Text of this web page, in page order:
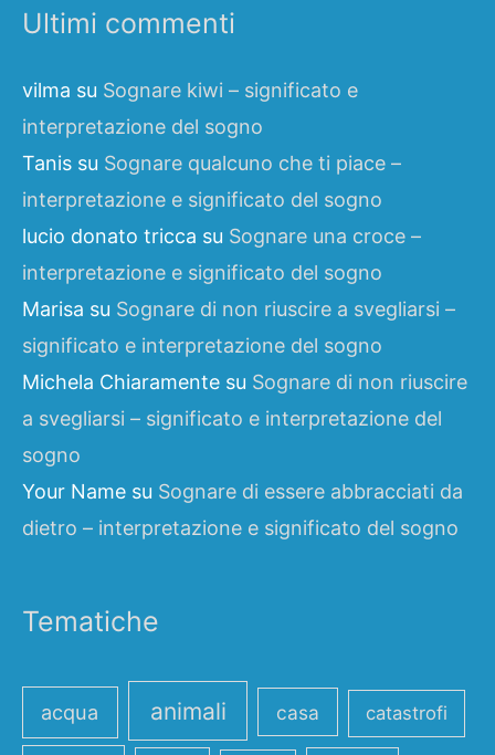
Ultimi commenti
vilma su Sognare kiwi – significato e
interpretazione del sogno
Tanis su Sognare qualcuno che ti piace –
interpretazione e significato del sogno
lucio donato tricca su Sognare una croce –
interpretazione e significato del sogno
Marisa su Sognare di non riuscire a svegliarsi –
significato e interpretazione del sogno
Michela Chiaramente su Sognare di non riuscire
a svegliarsi – significato e interpretazione del
sogno
Your Name su Sognare di essere abbracciati da
dietro – interpretazione e significato del sogno
Tematiche
acqua animali casa catastrofi